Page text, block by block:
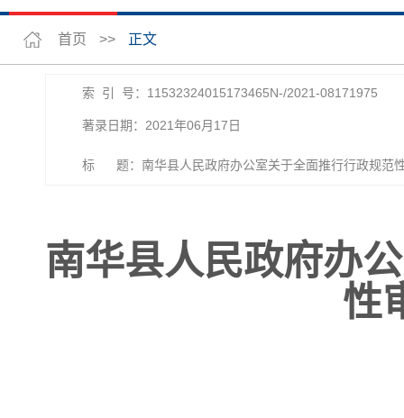
首页 >> 正文
索 引 号：11532324015173465N-/2021-08171975
著录日期：2021年06月17日
标 题：南华县人民政府办公室关于全面推行行政规范
南华县人民政府办
性